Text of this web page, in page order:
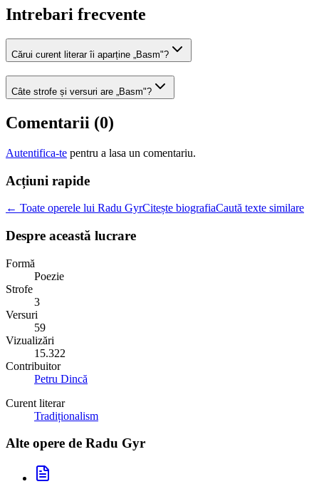
Intrebari frecvente
Cărui curent literar îi aparține „Basm"?
Câte strofe și versuri are „Basm"?
Comentarii (0)
Autentifica-te pentru a lasa un comentariu.
Acțiuni rapide
← Toate operele lui Radu GyrCitește biografiaCaută texte similare
Despre această lucrare
Formă
Poezie
Strofe
3
Versuri
59
Vizualizări
15.322
Contribuitor
Petru Dincă
Curent literar
Tradiționalism
Alte opere de Radu Gyr